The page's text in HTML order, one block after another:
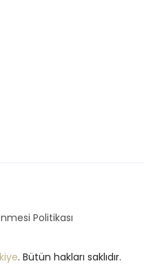
Politikası
. Bütün hakları saklıdır.